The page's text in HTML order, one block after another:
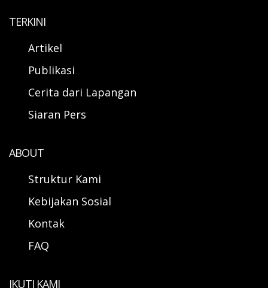
TERKINI
Artikel
Publikasi
Cerita dari Lapangan
Siaran Pers
ABOUT
Struktur Kami
Kebijakan Sosial
Kontak
FAQ
IKUTI KAMI